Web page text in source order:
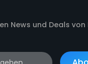
News und Deals von